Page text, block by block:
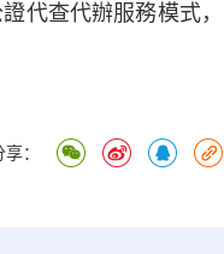
代查代辦服務模式，
：